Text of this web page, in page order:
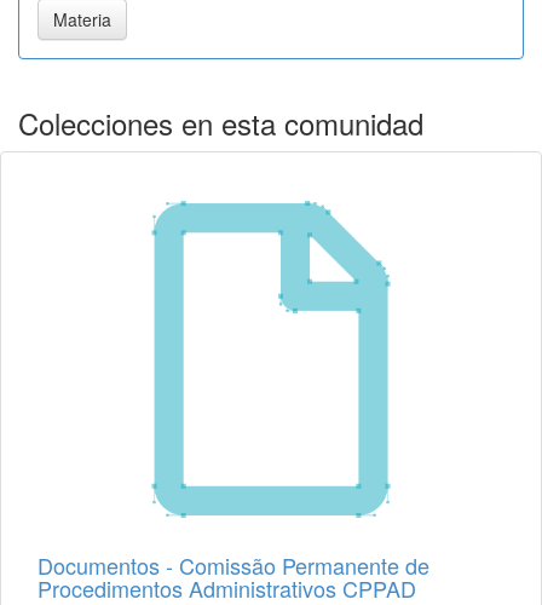
Colecciones en esta comunidad
Documentos - Comissão Permanente de
Procedimentos Administrativos CPPAD